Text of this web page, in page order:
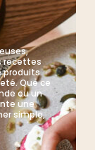
recettes
produits
Que ce
ou un
une
simple,